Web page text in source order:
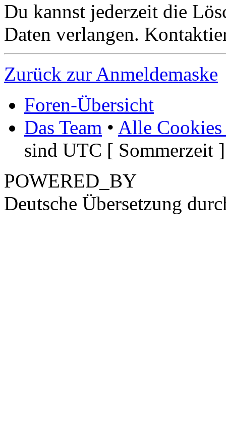
Du kannst jederzeit die
Daten verlangen.
Zurück zur Anmeldemaske
Foren-Übersicht
Das Team • Alle Cookies
sind UTC [ Sommerzeit ]
POWERED_BY
Deutsche Übersetzung